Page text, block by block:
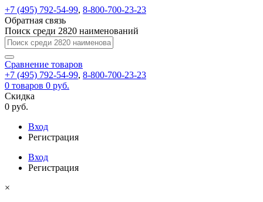
+7 (495) 792-54-99, 8-800-700-23-23
Обратная связь
Поиск среди 2820 наименований
Сравнение товаров
+7 (495) 792-54-99, 8-800-700-23-23
0 товаров 0 руб.
Скидка
0 руб.
Вход
Регистрация
Вход
Регистрация
×